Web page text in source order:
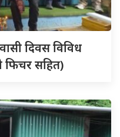
दिवस विविध
फिचर सहित)